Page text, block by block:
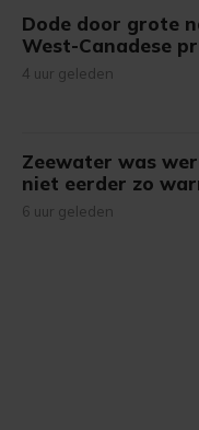
Dode door grote
West-Canadese
4 uur geleden
Zeewater was
niet eerder zo
6 uur geleden